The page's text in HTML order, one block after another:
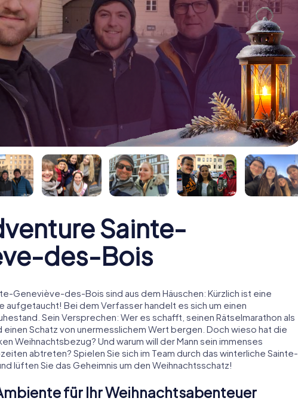
Sainte-
des-Bois
Geneviève-des-Bois sind aus dem Häuschen: Kürzlich ist eine
aufgetaucht! Bei dem Verfasser handelt es sich um einen
Sein Versprechen: Wer es schafft, seinen Rätselmarathon als
einen Schatz von unermesslichem Wert bergen. Doch wieso hat die
Weihnachtsbezug? Und warum will der Mann sein immenses
abtreten? Spielen Sie sich im Team durch das winterliche Sainte-
lüften Sie das Geheimnis um den Weihnachtsschatz!
für Ihr Weihnachtsabenteuer